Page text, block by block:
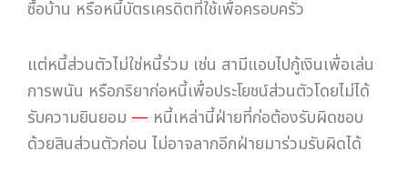
ซื้อบ้าน หรือหนี้บัตรเครดิตที่ใช้เพื่อครอบครัว
แต่หนี้ส่วนตัวไม่ใช่หนี้ร่วม เช่น สามีแอบไปกู้เงินเพื่อเล่น
การพนัน หรือภริยาก่อหนี้เพื่อประโยชน์ส่วนตัวโดยไม่ได้
รับความยินยอม — หนี้เหล่านี้ฝ่ายที่ก่อต้องรับผิดชอบ
ด้วยสินส่วนตัวก่อน ไม่อาจลากอีกฝ่ายมาร่วมรับผิดได้